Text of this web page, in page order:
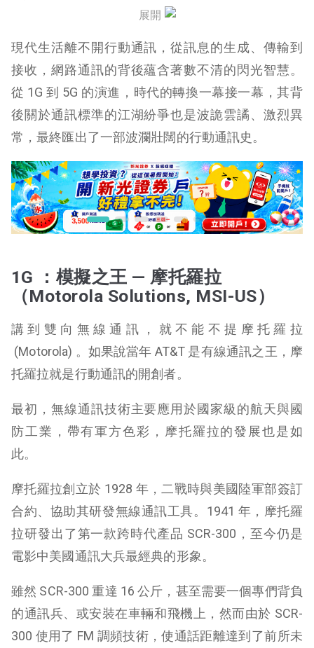
展開
現代生活離不開行動通訊，從訊息的生成、傳輸到
接收，網路通訊的背後蘊含著數不清的閃光智慧。
從 1G 到 5G 的演進，時代的轉換一幕接一幕，其背
後關於通訊標準的江湖紛爭也是波詭雲譎、激烈異
常，最終匯出了一部波瀾壯闊的行動通訊史。
1G ：模擬之王 — 摩托羅拉
（Motorola Solutions, MSI-US）
講到雙向無線通訊，就不能不提摩托羅拉
(Motorola) 。如果說當年 AT&T 是有線通訊之王，摩
托羅拉就是行動通訊的開創者。
最初，無線通訊技術主要應用於國家級的航天與國
防工業，帶有軍方色彩，摩托羅拉的發展也是如
此。
摩托羅拉創立於 1928 年，二戰時與美國陸軍部簽訂
合約、協助其研發無線通訊工具。1941 年，摩托羅
拉研發出了第一款跨時代產品 SCR-300，至今仍是
電影中美國通訊大兵最經典的形象。
雖然 SCR-300 重達 16 公斤，甚至需要一個專們背負
的通訊兵、或安裝在車輛和飛機上，然而由於 SCR-
300 使用了 FM 調頻技術，使通話距離達到了前所未